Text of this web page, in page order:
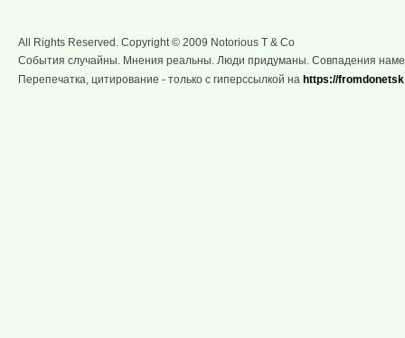
All Rights Reserved. Copyright © 2009 Notorious T & Co
События случайны. Мнения реальны. Люди придуманы. Совпадения
Перепечатка, цитирование - только с гиперссылкой на https://